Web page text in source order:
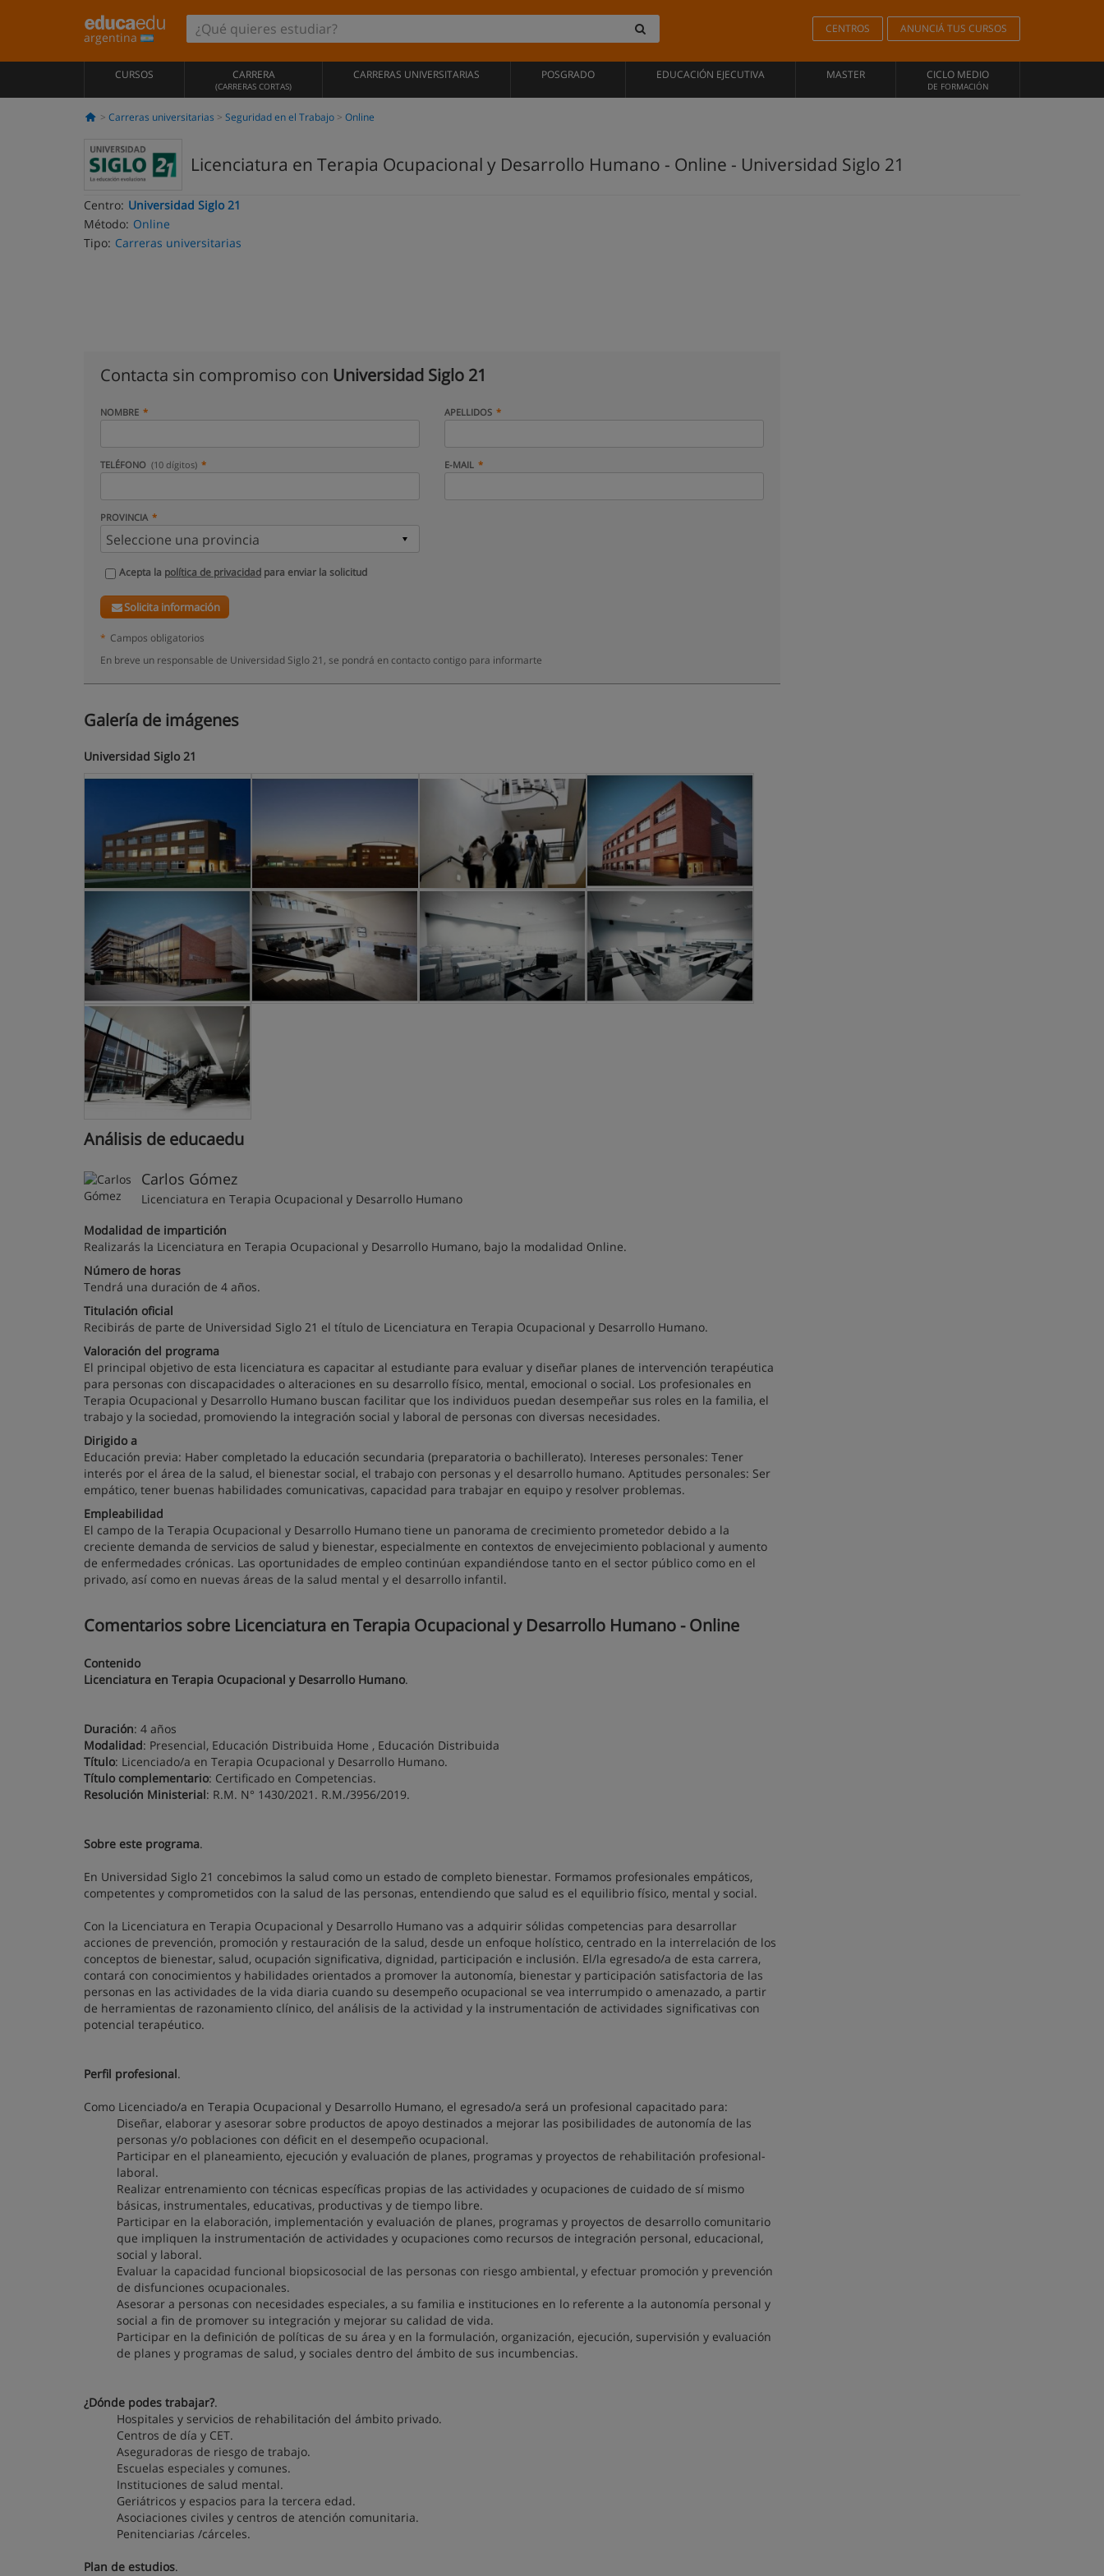
argentina
CENTROS ANUNCIÁ TUS CURSOS
CURSOS CARRERA
(CARRERAS CORTAS)
CARRERAS UNIVERSITARIAS POSGRADO EDUCACIÓN EJECUTIVA MASTER CICLO MEDIO
DE FORMACIÓN
Carreras universitarias Seguridad en el Trabajo Online
Licenciatura en Terapia Ocupacional y Desarrollo Humano - Online - Universidad Siglo 21
Centro: Universidad Siglo 21
Método: Online
Tipo: Carreras universitarias
Contacta sin compromiso con Universidad Siglo 21
NOMBRE APELLIDOS
TELÉFONO (10 dígitos) E-MAIL
PROVINCIA
Acepta la política de privacidad para enviar la solicitud
Solicita información
* Campos obligatorios
En breve un responsable de Universidad Siglo 21, se pondrá en contacto contigo para informarte
Galería de imágenes
Universidad Siglo 21
Análisis de educaedu
Carlos Gómez
Licenciatura en Terapia Ocupacional y Desarrollo Humano
Modalidad de impartición
Realizarás la Licenciatura en Terapia Ocupacional y Desarrollo Humano, bajo la modalidad Online.
Número de horas
Tendrá una duración de 4 años.
Titulación oficial
Recibirás de parte de Universidad Siglo 21 el título de Licenciatura en Terapia Ocupacional y Desarrollo Humano.
Valoración del programa
El principal objetivo de esta licenciatura es capacitar al estudiante para evaluar y diseñar planes de intervención terapéutica
para personas con discapacidades o alteraciones en su desarrollo físico, mental, emocional o social. Los profesionales en
Terapia Ocupacional y Desarrollo Humano buscan facilitar que los individuos puedan desempeñar sus roles en la familia, el
trabajo y la sociedad, promoviendo la integración social y laboral de personas con diversas necesidades.
Dirigido a
Educación previa: Haber completado la educación secundaria (preparatoria o bachillerato). Intereses personales: Tener
interés por el área de la salud, el bienestar social, el trabajo con personas y el desarrollo humano. Aptitudes personales: Ser
empático, tener buenas habilidades comunicativas, capacidad para trabajar en equipo y resolver problemas.
Empleabilidad
El campo de la Terapia Ocupacional y Desarrollo Humano tiene un panorama de crecimiento prometedor debido a la
creciente demanda de servicios de salud y bienestar, especialmente en contextos de envejecimiento poblacional y aumento
de enfermedades crónicas. Las oportunidades de empleo continúan expandiéndose tanto en el sector público como en el
privado, así como en nuevas áreas de la salud mental y el desarrollo infantil.
Comentarios sobre Licenciatura en Terapia Ocupacional y Desarrollo Humano - Online
Contenido
Licenciatura en Terapia Ocupacional y Desarrollo Humano.
Duración: 4 años
Modalidad: Presencial, Educación Distribuida Home , Educación Distribuida
Título: Licenciado/a en Terapia Ocupacional y Desarrollo Humano.
Título complementario: Certificado en Competencias.
Resolución Ministerial: R.M. N° 1430/2021. R.M./3956/2019.
Sobre este programa.
En Universidad Siglo 21 concebimos la salud como un estado de completo bienestar. Formamos profesionales empáticos,
competentes y comprometidos con la salud de las personas, entendiendo que salud es el equilibrio físico, mental y social.
Con la Licenciatura en Terapia Ocupacional y Desarrollo Humano vas a adquirir sólidas competencias para desarrollar
acciones de prevención, promoción y restauración de la salud, desde un enfoque holístico, centrado en la interrelación de los
conceptos de bienestar, salud, ocupación significativa, dignidad, participación e inclusión. El/la egresado/a de esta carrera,
contará con conocimientos y habilidades orientados a promover la autonomía, bienestar y participación satisfactoria de las
personas en las actividades de la vida diaria cuando su desempeño ocupacional se vea interrumpido o amenazado, a partir
de herramientas de razonamiento clínico, del análisis de la actividad y la instrumentación de actividades significativas con
potencial terapéutico.
Perfil profesional.
Como Licenciado/a en Terapia Ocupacional y Desarrollo Humano, el egresado/a será un profesional capacitado para:
Diseñar, elaborar y asesorar sobre productos de apoyo destinados a mejorar las posibilidades de autonomía de las
personas y/o poblaciones con déficit en el desempeño ocupacional.
Participar en el planeamiento, ejecución y evaluación de planes, programas y proyectos de rehabilitación profesional-
laboral.
Realizar entrenamiento con técnicas específicas propias de las actividades y ocupaciones de cuidado de sí mismo
básicas, instrumentales, educativas, productivas y de tiempo libre.
Participar en la elaboración, implementación y evaluación de planes, programas y proyectos de desarrollo comunitario
que impliquen la instrumentación de actividades y ocupaciones como recursos de integración personal, educacional,
social y laboral.
Evaluar la capacidad funcional biopsicosocial de las personas con riesgo ambiental, y efectuar promoción y prevención
de disfunciones ocupacionales.
Asesorar a personas con necesidades especiales, a su familia e instituciones en lo referente a la autonomía personal y
social a fin de promover su integración y mejorar su calidad de vida.
Participar en la definición de políticas de su área y en la formulación, organización, ejecución, supervisión y evaluación
de planes y programas de salud, y sociales dentro del ámbito de sus incumbencias.
¿Dónde podes trabajar?.
Hospitales y servicios de rehabilitación del ámbito privado.
Centros de día y CET.
Aseguradoras de riesgo de trabajo.
Escuelas especiales y comunes.
Instituciones de salud mental.
Geriátricos y espacios para la tercera edad.
Asociaciones civiles y centros de atención comunitaria.
Penitenciarias /cárceles.
Plan de estudios.